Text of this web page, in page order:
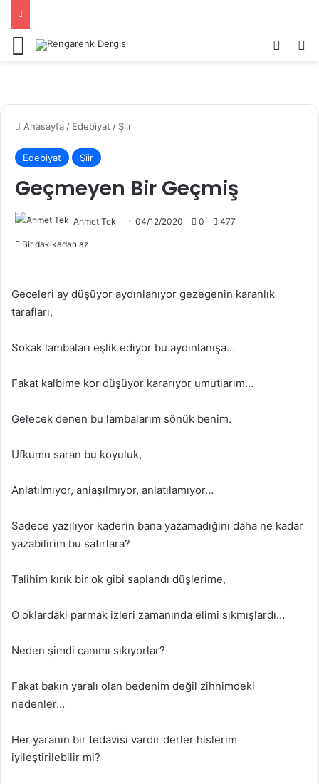
Menü Kayıt
Anasayfa / Edebiyat / Şiir
Edebiyat Şiir
Geçmeyen Bir Geçmiş
Ahmet Tek 04/12/2020 0 477
Bir dakikadan az
Geceleri ay düşüyor aydınlanıyor gezegenin karanlık
tarafları,
Sokak lambaları eşlik ediyor bu aydınlanışa…
Fakat kalbime kor düşüyor kararıyor umutlarım…
Gelecek denen bu lambalarım sönük benim.
Ufkumu saran bu koyuluk,
Anlatılmıyor, anlaşılmıyor, anlatılamıyor…
Sadece yazılıyor kaderin bana yazamadığını daha ne kadar
yazabilirim bu satırlara?
Talihim kırık bir ok gibi saplandı düşlerime,
O oklardaki parmak izleri zamanında elimi sıkmışlardı…
Neden şimdi canımı sıkıyorlar?
Fakat bakın yaralı olan bedenim değil zihnimdeki
nedenler…
Her yaranın bir tedavisi vardır derler hislerim
iyileştirilebilir mi?